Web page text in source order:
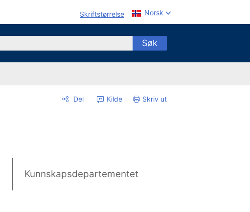
Skriftstørrelse Norsk
Søk
Del Kilde Skriv ut
Kunnskapsdepartementet